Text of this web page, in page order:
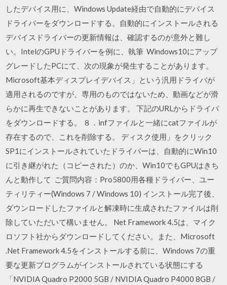
したデバイス用に、Windows Update経由で自動的にデバイス
ドライバーをダウンロードする。自動的にインストールされる
デバイスドライバーの更新情報は、確認するのが意外と難し
い。IntelのGPUドライバーを例に、執筆 Windows10にアップ
グレードしたPCにて、次の現象が発生することがあります。
Microsoft基本ディスプレイデバイス」という汎用ドライバが
適用されるのですが、専用のものではないため、動画などが滑
らかに再生できないことがあります。 下記のURLからドライバ
をダウンロードする。 ８．infファイルと一緒にcatファイルが
存在するので、これを削除する。 ディスク使用」をクリック
SP1にインストールされていたドライバーは、自動的にWin10
に引き継がれた（コピーされた）のか、Win10でもGPUはきち
んと動作して ご質問内容：Pro5800用各種ドライバー、ユー
ティリティー(Windows 7 / Windows 10) インストール完了後、
ダウンロードしたファイルと解凍時に生成されたファイルは削
除していただいて構いません。 Net Framework 4.5は、マイク
ロソフト社からダウンロードしてください。また、Microsoft
.Net Framework 4.5をインストールする前に、Windows 7の重
要な更新プログラムがインストールされている状態にする
「NVIDIA Quadro P2000 5GB / NVIDIA Quadro P4000 8GB /